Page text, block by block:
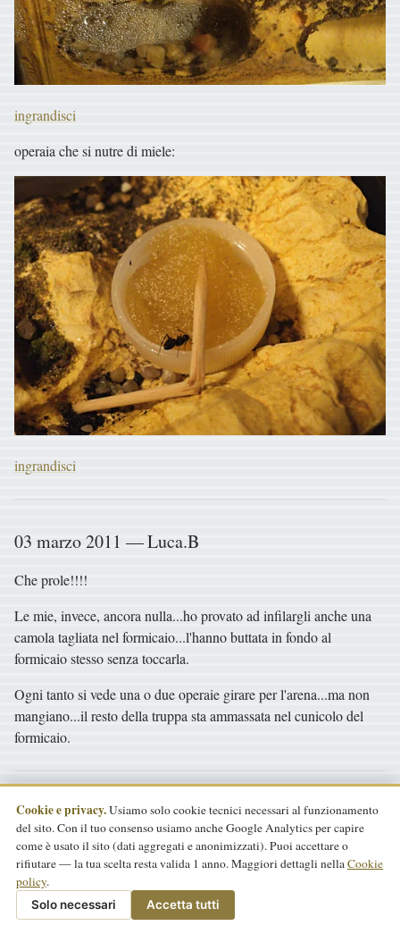
ingrandisci
operaia che si nutre di miele:
ingrandisci
03 marzo 2011 — Luca.B
Che prole!!!!
Le mie, invece, ancora nulla...ho provato ad infilargli anche una
camola tagliata nel formicaio...l'hanno buttata in fondo al
formicaio stesso senza toccarla.
Ogni tanto si vede una o due operaie girare per l'arena...ma non
mangiano...il resto della truppa sta ammassata nel cunicolo del
formicaio.
06 marzo 2011 — dada 🐜
Ho fatto un altro video
Purtroppo anche in questo ho le mani un po' tremolanti... Ma
migliorerò!
Cookie e privacy.Usiamo solo cookie tecnici necessari al funzionamento
del sito. Con il tuo consenso usiamo anche Google Analytics per capire
come è usato il sito (dati aggregati e anonimizzati). Puoi accettare o
rifiutare — la tua scelta resta valida 1 anno. Maggiori dettagli nellaCookie
policy.
Solo necessari Accetta tutti